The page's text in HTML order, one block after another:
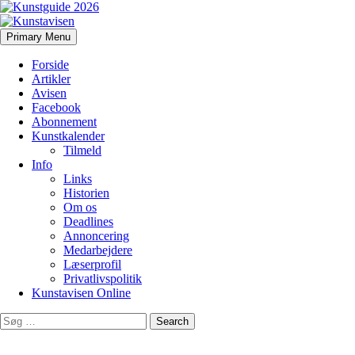
Kunstavisen
Search
Primary Menu Skip
to
Forside
Artikler
Avisen
Facebook
Abonnement
Kunstkalender
Tilmeld
Info
Links
Historien
Om os
Deadlines
Annoncering
Medarbejdere
Læserprofil
Privatlivspolitik
Kunstavisen Online
Search
for: